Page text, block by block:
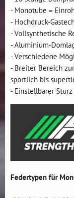
- Monotube =
- Hochdruck-
- Vollsynthetische
- Aluminium-
- Verschiedene
- Breiter Bereich
sportlich bis
- Einstellbarer Sturz
Federtypen für